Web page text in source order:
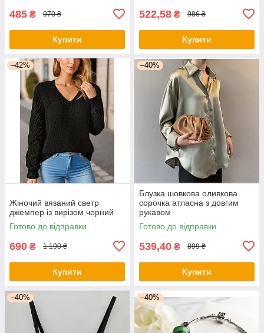
485 ₴ 970 ₴
Купити
522,58 ₴ 986 ₴
Купити
–42%
Жіночий вязаний светр
джемпер із вирізом чорний
Готово до відправки
690 ₴ 1 190 ₴
Купити
–40%
Блузка шовкова оливкова
сорочка атласна з довгим
рукавом
Готово до відправки
539,40 ₴ 899 ₴
Купити
–40% –40%